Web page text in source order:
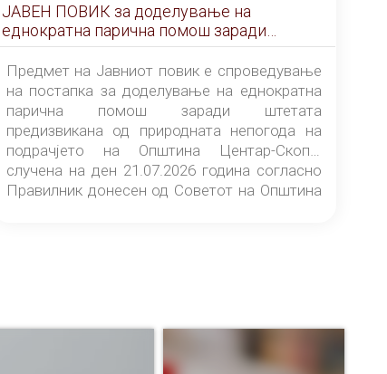
ЈАВЕН ПОВИК за доделување на
еднократна парична помош заради
штетата предизвикана од природната
непогода на подрачјето на Општина
Центар-Скопје случена на ден 21.07.2026
година
Предмет на Јавниот повик е спроведување
на постапка за доделување на еднократна
парична помош заради штетата
предизвикана од природната непогода на
подрачјето на Општина Центар-Скопје
случена на ден 21.07.2026 година согласно
Правилник донесен од Советот на Општина